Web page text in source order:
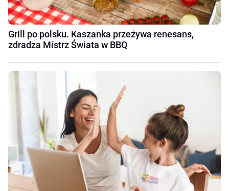
Grill po polsku. Kaszanka przeżywa renesans,
zdradza Mistrz Świata w BBQ